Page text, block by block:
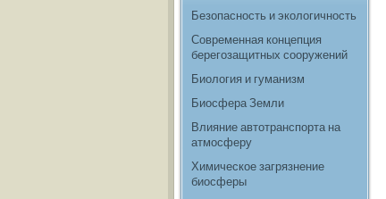
Безопасность и экологичность
Современная концепция
берегозащитных сооружений
Биология и гуманизм
Биосфера Земли
Влияние автотранспорта на
атмосферу
Химическое загрязнение
биосферы